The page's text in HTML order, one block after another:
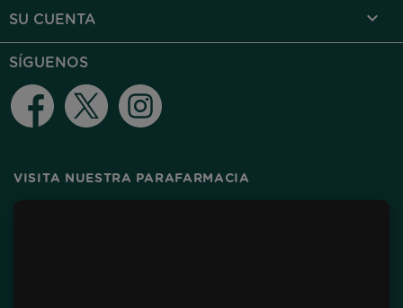
SU CUENTA 
SÍGUENOS
Facebook Twitter
VISITA NUESTRA PARAFARMACIA